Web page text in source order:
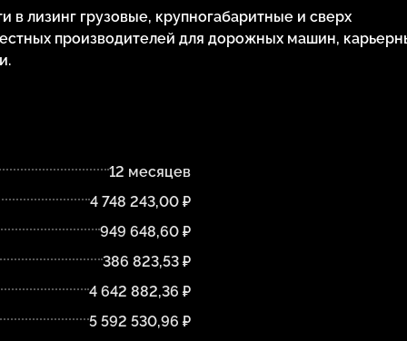
лизинг грузовые, крупногабаритные и сверх
производителей для дорожных машин,
12 месяцев
4 748 243,00 ₽
949 648,60 ₽
386 823,53 ₽
4 642 882,36 ₽
5 592 530,96 ₽